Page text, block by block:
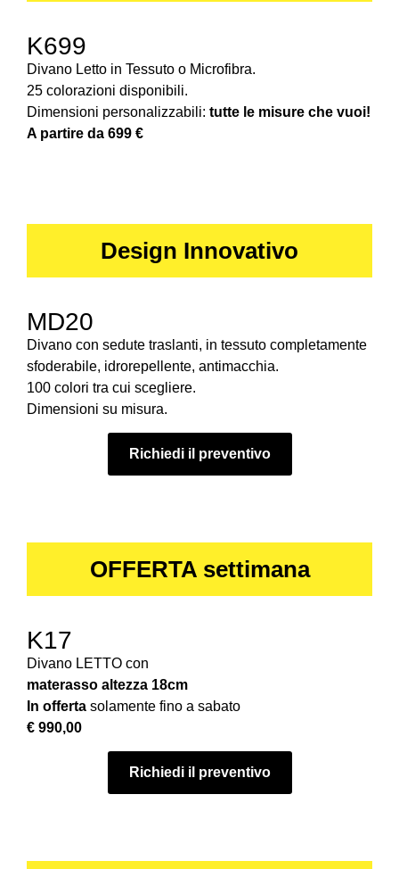
K699
Divano Letto in Tessuto o Microfibra.
25 colorazioni disponibili.
Dimensioni personalizzabili: tutte le misure che vuoi!
A partire da 699 €
Design Innovativo
MD20
Divano con sedute traslanti, in tessuto completamente
sfoderabile, idrorepellente, antimacchia.
100 colori tra cui scegliere.
Dimensioni su misura.
Richiedi il preventivo
OFFERTA settimana
K17
Divano LETTO con
materasso altezza 18cm
In offerta solamente fino a sabato
€ 990,00
Richiedi il preventivo